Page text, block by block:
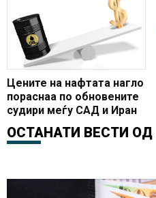
Цените на нафтата нагло
пораснаа по обновените
судири меѓу САД и Иран
ОСТАНАТИ ВЕСТИ ОД